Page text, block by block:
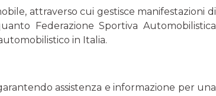
attraverso cui gestisce manifestazioni di
Federazione Sportiva Automobilistica
in Italia.
assistenza e informazione per una